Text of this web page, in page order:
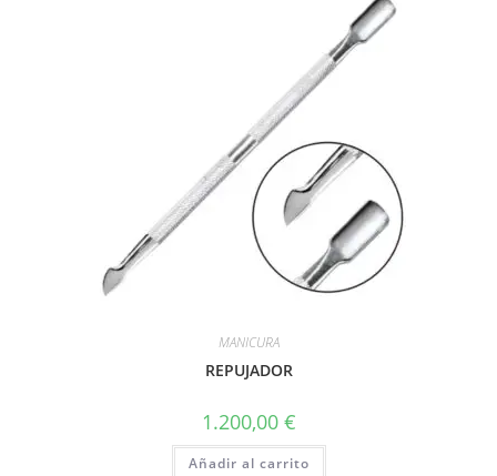
MANICURA
REPUJADOR
1.200,00 €
Añadir al carrito